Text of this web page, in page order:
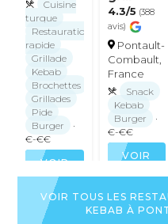
Cuisine
turque
Restauration
rapide
Grillade
Kebab
Brochettes
Grillades
Pide
Burger
·
€-€€
VOIR
LA
FICHE
DU
RESTAURANT
4.3/5 (388
avis)
Pontault-
Combault,
France
Snack
Kebab
Burger
·
€-€€
VOIR
DU
VOIR TOUS LES
KEBAB À